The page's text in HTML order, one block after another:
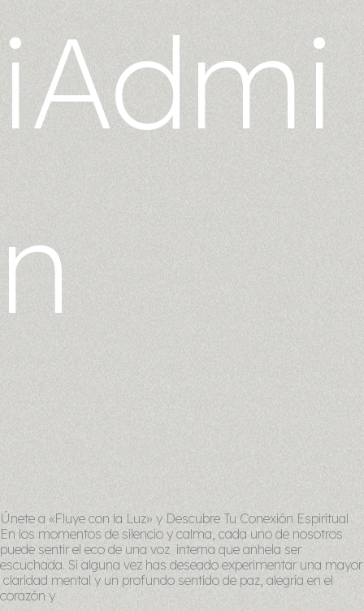
iAdmi
n
Únete a «Fluye con la Luz» y Descubre Tu Conexión Espiritual
En los momentos de silencio y calma, cada uno de nosotros
puede sentir el eco de una voz interna que anhela ser
escuchada. Si alguna vez has deseado experimentar una mayor
claridad mental y un profundo sentido de paz, alegría en el
corazón y